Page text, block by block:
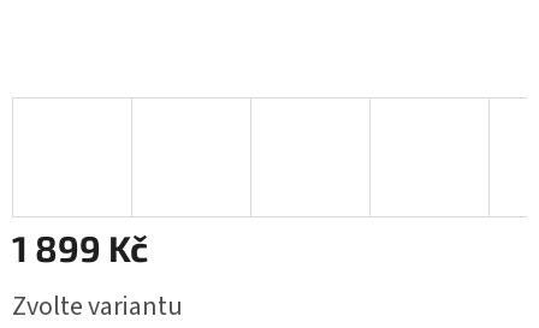
1 899 Kč
cena:
Zvolte variantu